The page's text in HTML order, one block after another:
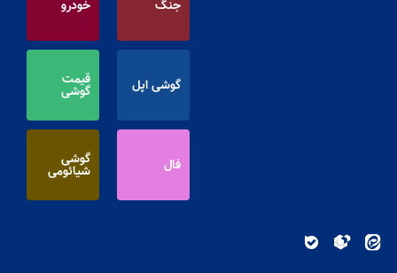
جنگ خودرو
گوشی اپل قیمت
گوشی
فال گوشی
شیائومی